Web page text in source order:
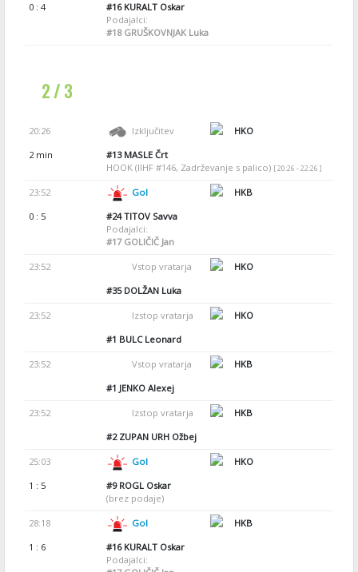
0 : 4
#16KURALT Oskar
Podajalci:
#18GRUŠKOVNJAK Luka
2 / 3
20:26 Izključitev
HKO
2 min
#13MASLE Črt
HOOK (IIHF #146, Zadrževanje s palico) [ 20:26 - 22:26 ]
23:52 Gol
HKB
0 : 5
#24TITOV Savva
Podajalci:
#17GOLIČIČ Jan
23:52 Vstop vratarja
HKO
#35DOLŽAN Luka
23:52 Izstop vratarja
HKO
#1 BULC Leonard
23:52 Vstop vratarja
HKB
#1 JENKO Alexej
23:52 Izstop vratarja
HKB
#2ZUPAN URH Ožbej
25:03 Gol
HKO
1 : 5
#9ROGL Oskar
(brez podaje)
28:18 Gol
HKB
1 : 6
#16KURALT Oskar
Podajalci: